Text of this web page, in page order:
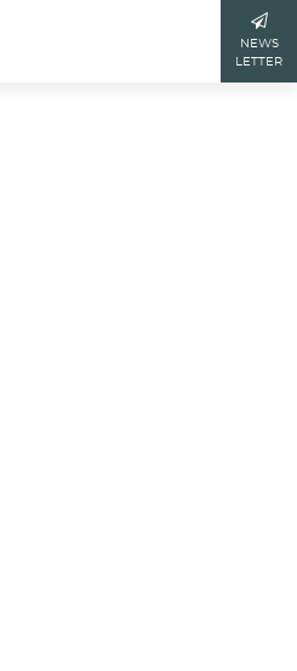
NEWS
LETTER